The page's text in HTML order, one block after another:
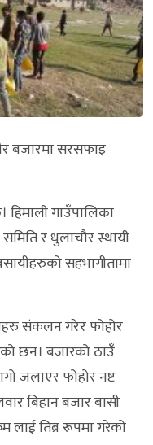
बजारमा सरसफाइ
गाउँपालिका
र धुलाचौर स्थायी
सहभागीतामा
संकलन गरेर फोहोर
छन। बजारको ठाउँ
जलाएर फोहोर नष्ट
बिहान बजार बासी
तिब्र रूपमा गरेको